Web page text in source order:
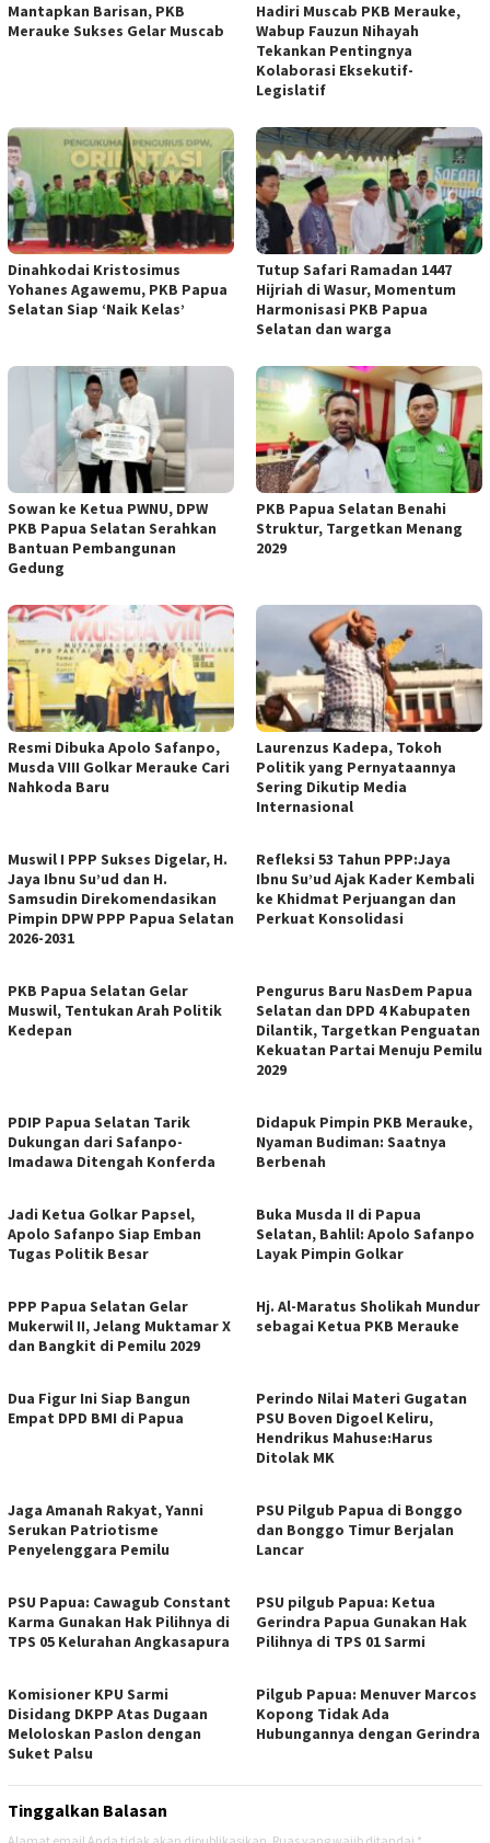
Mantapkan Barisan, PKB
Merauke Sukses Gelar Muscab
Hadiri Muscab PKB Merauke,
Wabup Fauzun Nihayah
Tekankan Pentingnya
Kolaborasi Eksekutif-
Legislatif
Dinahkodai Kristosimus
Yohanes Agawemu, PKB Papua
Selatan Siap ‘Naik Kelas’
Tutup Safari Ramadan 1447
Hijriah di Wasur, Momentum
Harmonisasi PKB Papua
Selatan dan warga
Sowan ke Ketua PWNU, DPW
PKB Papua Selatan Serahkan
Bantuan Pembangunan
Gedung
PKB Papua Selatan Benahi
Struktur, Targetkan Menang
2029
Resmi Dibuka Apolo Safanpo,
Musda VIII Golkar Merauke Cari
Nahkoda Baru
Laurenzus Kadepa, Tokoh
Politik yang Pernyataannya
Sering Dikutip Media
Internasional
Muswil I PPP Sukses Digelar, H.
Jaya Ibnu Su’ud dan H.
Samsudin Direkomendasikan
Pimpin DPW PPP Papua Selatan
2026-2031
Refleksi 53 Tahun PPP:Jaya
Ibnu Su’ud Ajak Kader Kembali
ke Khidmat Perjuangan dan
Perkuat Konsolidasi
PKB Papua Selatan Gelar
Muswil, Tentukan Arah Politik
Kedepan
Pengurus Baru NasDem Papua
Selatan dan DPD 4 Kabupaten
Dilantik, Targetkan Penguatan
Kekuatan Partai Menuju Pemilu
2029
PDIP Papua Selatan Tarik
Dukungan dari Safanpo-
Imadawa Ditengah Konferda
Didapuk Pimpin PKB Merauke,
Nyaman Budiman: Saatnya
Berbenah
Jadi Ketua Golkar Papsel,
Apolo Safanpo Siap Emban
Tugas Politik Besar
Buka Musda II di Papua
Selatan, Bahlil: Apolo Safanpo
Layak Pimpin Golkar
PPP Papua Selatan Gelar
Mukerwil II, Jelang Muktamar X
dan Bangkit di Pemilu 2029
Hj. Al-Maratus Sholikah Mundur
sebagai Ketua PKB Merauke
Dua Figur Ini Siap Bangun
Empat DPD BMI di Papua
Perindo Nilai Materi Gugatan
PSU Boven Digoel Keliru,
Hendrikus Mahuse:Harus
Ditolak MK
Jaga Amanah Rakyat, Yanni
Serukan Patriotisme
Penyelenggara Pemilu
PSU Pilgub Papua di Bonggo
dan Bonggo Timur Berjalan
Lancar
PSU Papua: Cawagub Constant
Karma Gunakan Hak Pilihnya di
TPS 05 Kelurahan Angkasapura
PSU pilgub Papua: Ketua
Gerindra Papua Gunakan Hak
Pilihnya di TPS 01 Sarmi
Komisioner KPU Sarmi
Disidang DKPP Atas Dugaan
Meloloskan Paslon dengan
Suket Palsu
Pilgub Papua: Menuver Marcos
Kopong Tidak Ada
Hubungannya dengan Gerindra
Tinggalkan Balasan